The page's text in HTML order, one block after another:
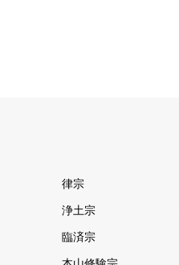
律宗
浄土宗
臨済宗